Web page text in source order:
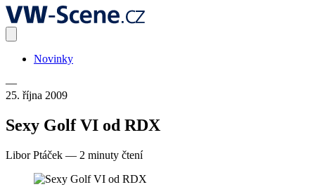
Novinky
—
25. října 2009
Sexy Golf VI od RDX
Libor Ptáček — 2 minuty čtení